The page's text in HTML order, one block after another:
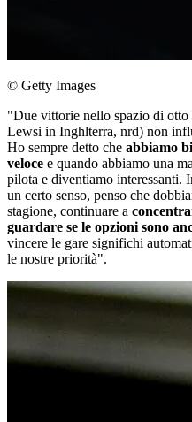
© Getty Images
"Due vittorie nello spazio di
Lewsi in Inghlterra, nrd) non
Ho sempre detto che abbiamo
veloce e quando abbiamo una
pilota e diventiamo interessanti.
un certo senso, penso che
stagione, continuare a
guardare se le opzioni sono
vincere le gare significhi
le nostre priorità".